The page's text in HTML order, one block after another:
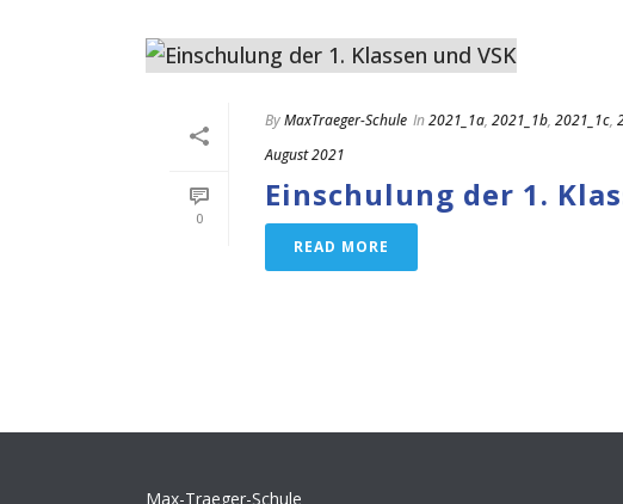
0
ByMaxTraeger-Schule In2021_1a, 2021_1b, 2021_1c,
August 2021
Einschulung der 1.
READ MORE
Max-Traeger-Schule